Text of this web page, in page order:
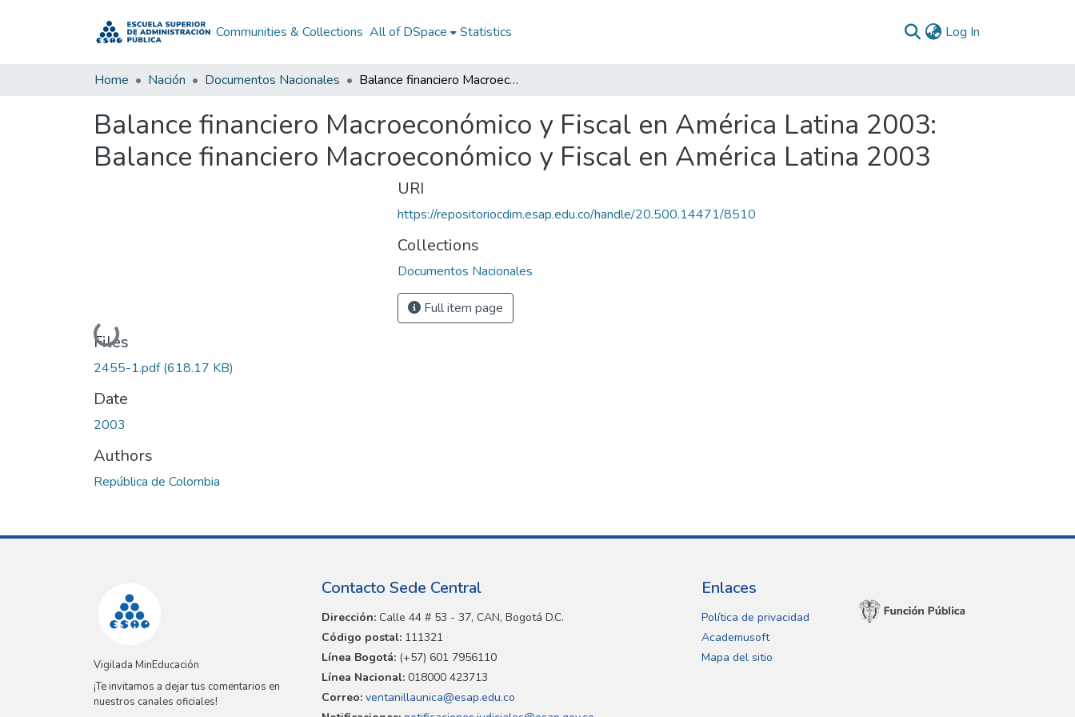
Communities & Collections All of DSpace Statistics Log In
Home Nación Documentos Nacionales Balance financiero Macroeconómico y Fiscal en América Latina 2003: Balance financiero Macroeconómico y Fiscal en América Latina 2003
Balance financiero Macroeconómico y Fiscal en América Latina 2003:
Balance financiero Macroeconómico y Fiscal en América Latina 2003
Loading...
Files
2455-1.pdf(618.17 KB)
Date
2003
Authors
República de Colombia
URI
https://repositoriocdim.esap.edu.co/handle/20.500.14471/8510
Collections
Documentos Nacionales
Full item page
Vigilada MinEducación
¡Te invitamos a dejar tus comentarios en
nuestros canales oficiales!
Contacto Sede Central
Dirección: Calle 44 # 53 - 37, CAN, Bogotá D.C.
Código postal: 111321
Línea Bogotá: (+57) 601 7956110
Línea Nacional: 018000 423713
Correo: ventanillaunica@esap.edu.co
Enlaces
Política de privacidad
Academusoft
Mapa del sitio